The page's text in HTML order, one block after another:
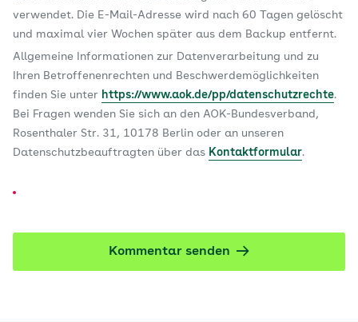
verwendet. Die E-Mail-Adresse wird nach 60 Tagen gelöscht
und maximal vier Wochen später aus dem Backup entfernt.
Allgemeine Informationen zur Datenverarbeitung und zu
Ihren Betroffenenrechten und Beschwerdemöglichkeiten
finden Sie unter https://www.aok.de/pp/datenschutzrechte.
Bei Fragen wenden Sie sich an den AOK-Bundesverband,
Rosenthaler Str. 31, 10178 Berlin oder an unseren
Datenschutzbeauftragten über das Kontaktformular.
Kommentar senden